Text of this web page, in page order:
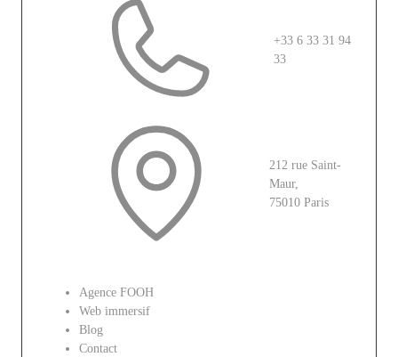
+33 6 33 31 94
33
212 rue Saint-
Maur,
75010 Paris
Agence FOOH
Web immersif
Blog
Contact